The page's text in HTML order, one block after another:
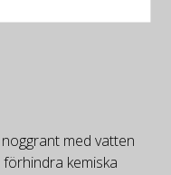
säkerställer att
med vatten
kemiska